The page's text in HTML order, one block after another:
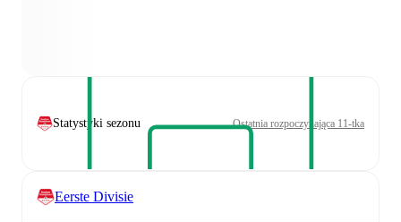
Statystyki sezonu Ostatnia rozpoczynająca 11-tka
Eerste Divisie